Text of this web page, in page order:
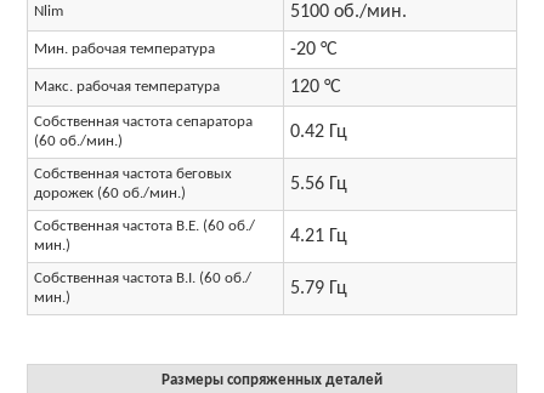
Nlim 5100 об./мин.
Мин. рабочая температура -20 °C
Макс. рабочая температура 120 °C
Собственная частота сепаратора
(60 об./мин.)
0.42 Гц
Собственная частота беговых
дорожек (60 об./мин.)
5.56 Гц
Собственная частота B.E. (60 об./
мин.)
4.21 Гц
Собственная частота B.I. (60 об./
мин.)
5.79 Гц
Размеры сопряженных деталей